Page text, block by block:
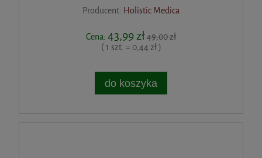
Producent: Holistic Medica
Cena: 43,99 zł49,00 zł
( 1 szt. = 0,44 zł )
do koszyka